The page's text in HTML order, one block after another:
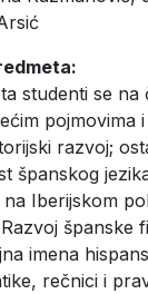
studenti se na
pojmovima
razvoj;
španskog
Iberijskom
španske
imena
rečnici i